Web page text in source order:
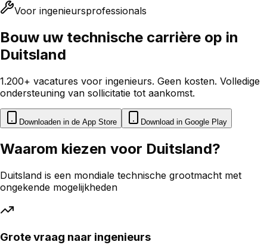
Voor ingenieursprofessionals
Bouw uw technische carrière op in
Duitsland
1.200+ vacatures voor ingenieurs. Geen kosten. Volledige
ondersteuning van sollicitatie tot aankomst.
Downloaden in de App Store Download in Google Play
Waarom kiezen voor Duitsland?
Duitsland is een mondiale technische grootmacht met
ongekende mogelijkheden
Grote vraag naar ingenieurs